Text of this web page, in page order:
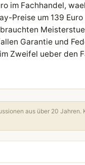
im Fachhandel,
Preise um 139
Garantie und
Zweifel ueber den
aus über 20